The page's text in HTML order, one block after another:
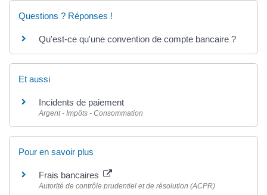
Questions ? Réponses !
Qu'est-ce qu'une convention de compte bancaire ?
Et aussi
Incidents de paiement
Argent - Impôts - Consommation
Pour en savoir plus
Frais bancaires
Autorité de contrôle prudentiel et de résolution (ACPR)